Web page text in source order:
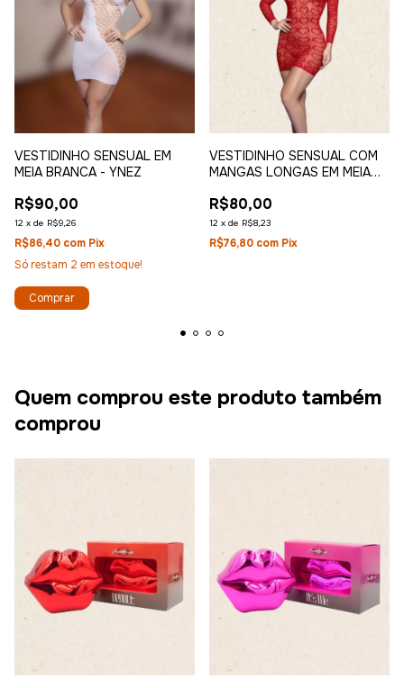
VESTIDINHO SENSUAL EM
MEIA BRANCA - YNEZ
R$90,00
12 x de R$9,26
R$86,40 com Pix
Só restam 2 em estoque!
VESTIDINHO SENSUAL COM
MANGAS LONGAS EM MEIA
R$80,00
12 x de R$8,23
R$76,80 com Pix
Quem comprou este produto também
comprou